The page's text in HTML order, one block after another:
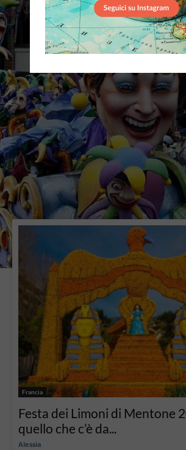
Francia
Festa dei Limoni di Mentone
quello che c’è da...
Alessia